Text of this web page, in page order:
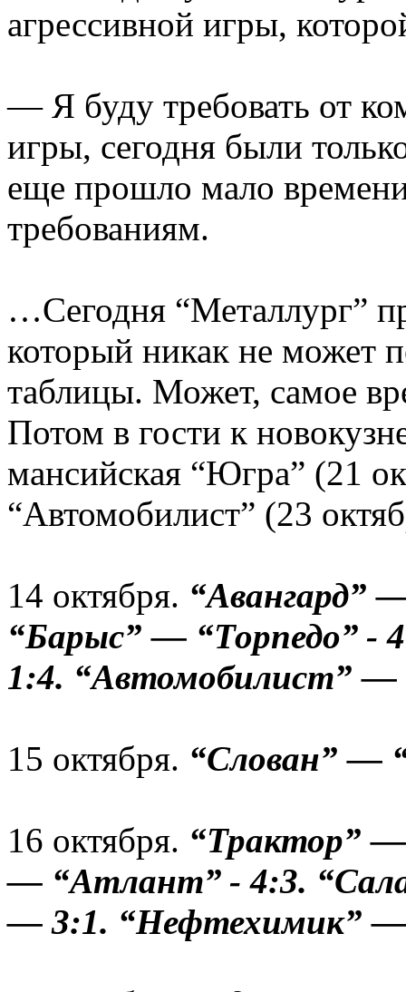
агрессивной игры,
— Я буду требовать от
игры, сегодня были
еще прошло мало
требованиям.
…Сегодня “Металлург”
который никак не может
таблицы. Может, самое
Потом в гости к
мансийская “Югра” (21
“Автомобилист” (23
14 октября. “Авангард”
“Барыс” — “Торпедо”
1:4. “Автомобилист” —
15 октября. “Слован” —
16 октября. “Трактор”
— “Атлант” - 4:3.
— 3:1. “Нефтехимик” —